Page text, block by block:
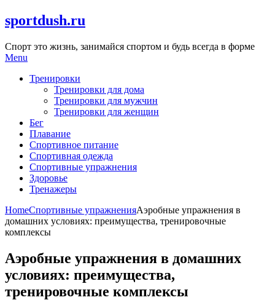
Skip
to
sportdush.ru
Спорт это жизнь, занимайся спортом и будь всегда в форме
Menu
Тренировки
Тренировки для дома
Тренировки для мужчин
Тренировки для женщин
Бег
Плавание
Спортивное питание
Спортивная одежда
Спортивные упражнения
Здоровье
Тренажеры
HomeСпортивные упражненияАэробные упражнения в
домашних условиях: преимущества, тренировочные
комплексы
Аэробные упражнения в домашних
условиях: преимущества,
тренировочные комплексы